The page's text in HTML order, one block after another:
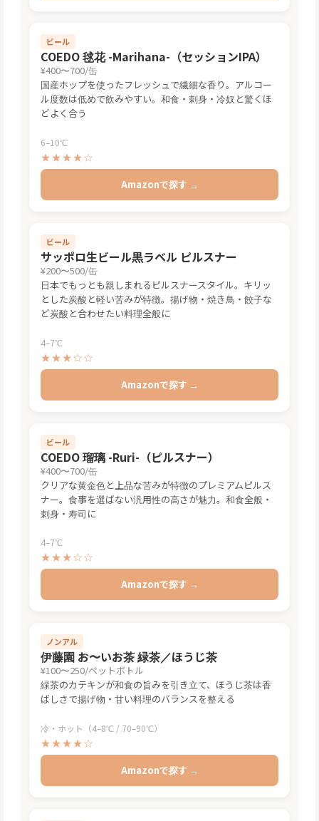
ビール
COEDO 毬花 -Marihana-（セッションIPA）
¥400〜700/缶
国産ホップを使ったフレッシュで繊細な香り。アルコー
ル度数は低めで飲みやすい。和食・刺身・冷奴と驚くほ
どよく合う
6–10℃
★★★★☆
Amazonで探す →
ビール
サッポロ生ビール黒ラベル ピルスナー
¥200〜500/缶
日本でもっとも親しまれるピルスナースタイル。キリッ
とした炭酸と軽い苦みが特徴。揚げ物・焼き鳥・餃子な
ど炭酸と合わせたい料理全般に
4–7℃
★★★☆☆
Amazonで探す →
ビール
COEDO 瑠璃 -Ruri-（ピルスナー）
¥400〜700/缶
クリアな黄金色と上品な苦みが特徴のプレミアムピルス
ナー。食事を選ばない汎用性の高さが魅力。和食全般・
刺身・寿司に
4–7℃
★★★☆☆
Amazonで探す →
ノンアル
伊藤園 お〜いお茶 緑茶／ほうじ茶
¥100〜250/ペットボトル
緑茶のカテキンが和食の旨みを引き立て、ほうじ茶は香
ばしさで揚げ物・甘い料理のバランスを整える
冷・ホット（4–8℃ / 70–90℃）
★★★★☆
Amazonで探す →